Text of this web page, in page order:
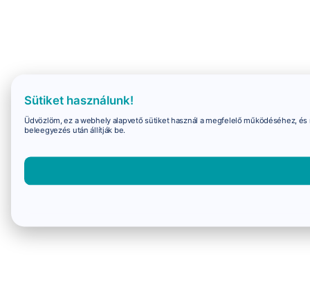
Sütiket használunk!
Üdvözlöm, ez a webhely alapvető sütiket használ a megfelelő működéséhez,
beleegyezés után állítják be.